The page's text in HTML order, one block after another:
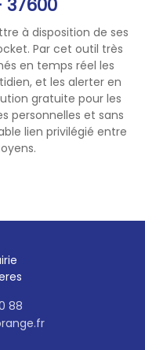
à disposition de ses
Par cet outil très
en temps réel les
et les alerter en
gratuite pour les
personnelles et sans
lien privilégié entre
88